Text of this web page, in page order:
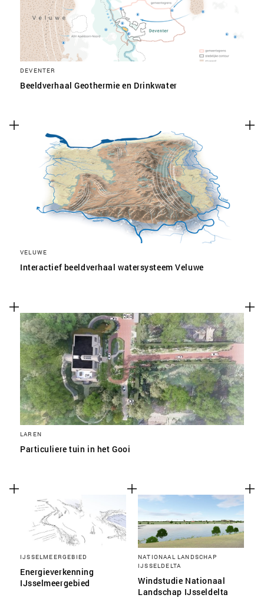
DEVENTER
Beeldverhaal Geothermie en Drinkwater
VELUWE
Interactief beeldverhaal watersysteem Veluwe
LAREN
Particuliere tuin in het Gooi
IJSSELMEERGEBIED
Energieverkenning
IJsselmeergebied
NATIONAAL LANDSCHAP
IJSSELDELTA
Windstudie Nationaal
Landschap IJsseldelta